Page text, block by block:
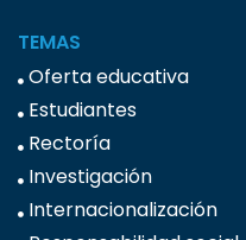
TEMAS
Oferta educativa
Estudiantes
Rectoría
Investigación
Internacionalización